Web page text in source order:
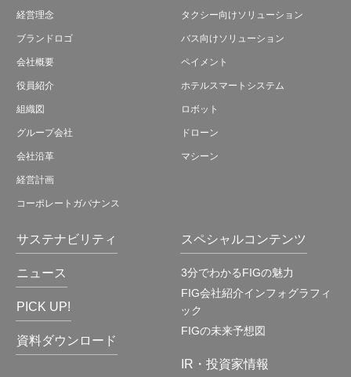
経営理念
ブランドロゴ
会社概要
役員紹介
組織図
グループ会社
会社沿革
経営計画
コーポレートガバナンス
タクシー向けソリューション
バス向けソリューション
ペイメント
ホテルスマートシステム
ロボット
ドローン
マシーン
サステナビリティ
ニュース
PICK UP!
資料ダウンロード
スペシャルコンテンツ
3分でわかるFIGの魅力
FIG会社紹介インフォグラフィ
ック
FIGの未来予想図
IR・投資家情報